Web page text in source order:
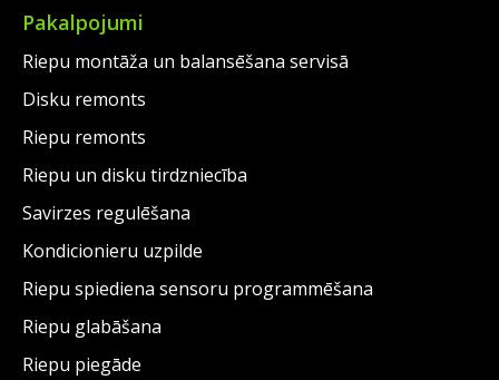
Pakalpojumi
Riepu montāža un balansēšana servisā
Disku remonts
Riepu remonts
Riepu un disku tirdzniecība
Savirzes regulēšana
Kondicionieru uzpilde
Riepu spiediena sensoru programmēšana
Riepu glabāšana
Riepu piegāde